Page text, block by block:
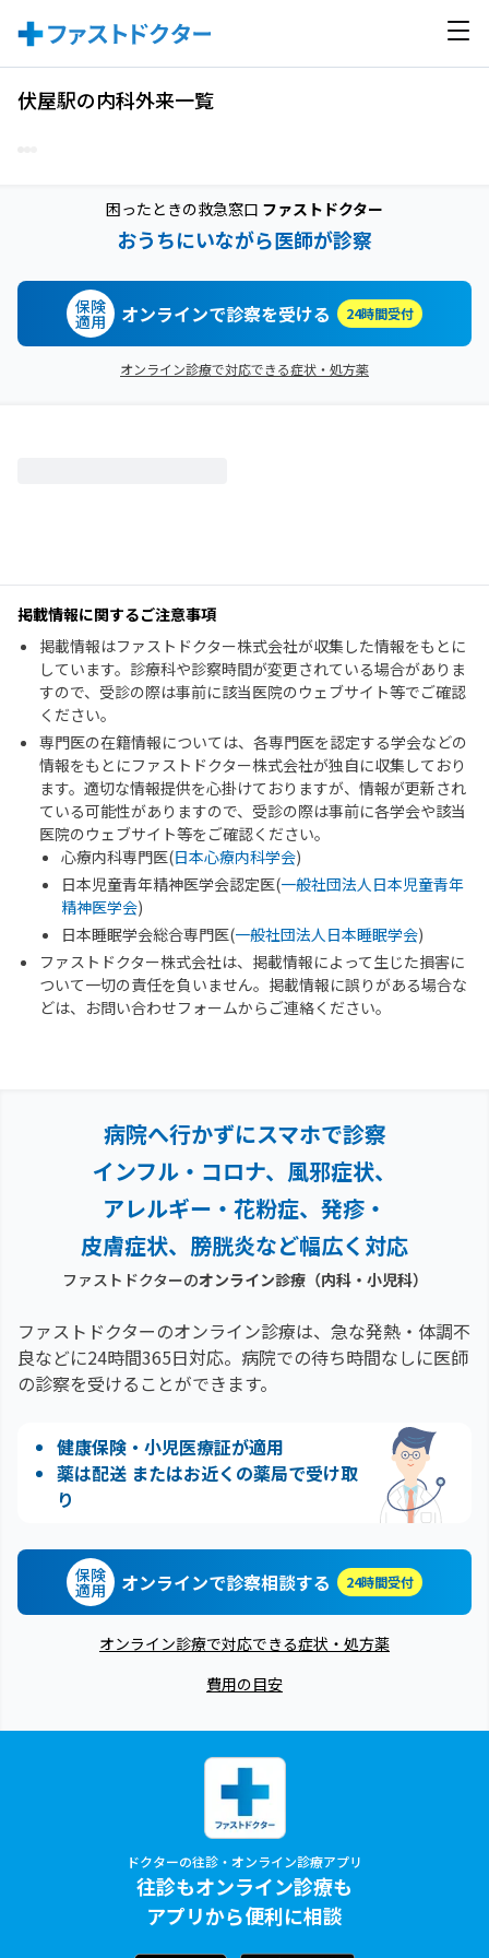
伏屋駅の内科外来一覧
困ったときの救急窓口 ファストドクター
おうちにいながら医師が診察
保険
適用 オンラインで診察を受ける 24時間受付
オンライン診療で対応できる症状・処方薬
掲載情報に関するご注意事項
掲載情報はファストドクター株式会社が収集した情報をもとに
しています。診療科や診察時間が変更されている場合がありま
すので、受診の際は事前に該当医院のウェブサイト等でご確認
ください。
専門医の在籍情報については、各専門医を認定する学会などの
情報をもとにファストドクター株式会社が独自に収集しており
ます。適切な情報提供を心掛けておりますが、情報が更新され
ている可能性がありますので、受診の際は事前に各学会や該当
医院のウェブサイト等をご確認ください。
心療内科専門医(日本心療内科学会)
日本児童青年精神医学会認定医(一般社団法人日本児童青年
精神医学会)
日本睡眠学会総合専門医(一般社団法人日本睡眠学会)
ファストドクター株式会社は、掲載情報によって生じた損害に
ついて一切の責任を負いません。掲載情報に誤りがある場合な
どは、お問い合わせフォームからご連絡ください。
病院へ行かずにスマホで診察
インフル・コロナ、風邪症状、
アレルギー・花粉症、 発疹・
皮膚症状、膀胱炎など幅広く対応
ファストドクターのオンライン診療（内科・小児科）
ファストドクターのオンライン診療は、急な発熱・体調不
良などに24時間365日対応。 病院での待ち時間なしに医師
の診察を受けることができます。
健康保険・小児医療証が適用
薬は配送 またはお近くの薬局で受け取
り
保険
適用 オンラインで診察相談する 24時間受付
オンライン診療で対応できる症状・処方薬
費用の目安
ドクターの往診・オンライン診療アプリ
往診もオンライン診療も
アプリから便利に相談